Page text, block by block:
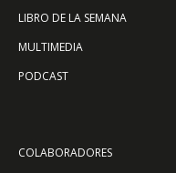
LIBRO DE LA SEMANA
MULTIMEDIA
PODCAST
COLABORADORES